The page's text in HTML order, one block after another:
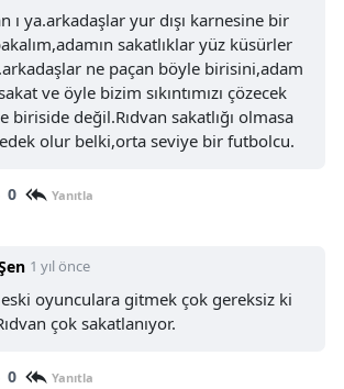
ı ya.arkadaşlar yur dışı karnesine bir
sakatlıklar yüz küsürler
ne paçan böyle birisini,adam
ve öyle bizim sıkıntımızı çözecek
biriside değil.Rıdvan sakatlığı olmasa
olur belki,orta seviye bir futbolcu.
0 Yanıtla
1 yıl önce
oyunculara gitmek çok gereksiz ki
çok sakatlanıyor.
0 Yanıtla